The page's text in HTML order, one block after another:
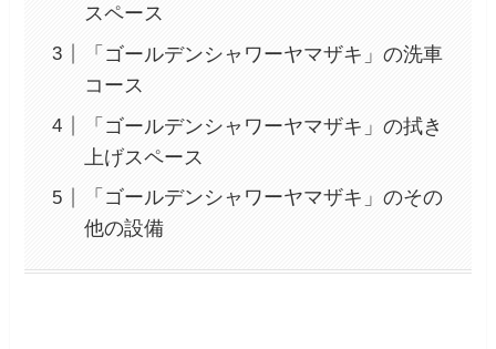
スペース
「ゴールデンシャワーヤマザキ」の洗車
コース
「ゴールデンシャワーヤマザキ」の拭き
上げスペース
「ゴールデンシャワーヤマザキ」のその
他の設備